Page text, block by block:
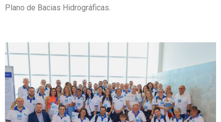
Plano de Bacias Hidrográficas.